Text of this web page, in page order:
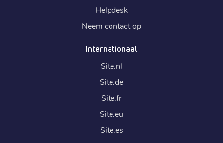
Helpdesk
Neem contact op
Internationaal
Site.nl
Site.de
Site.fr
Site.eu
Site.es